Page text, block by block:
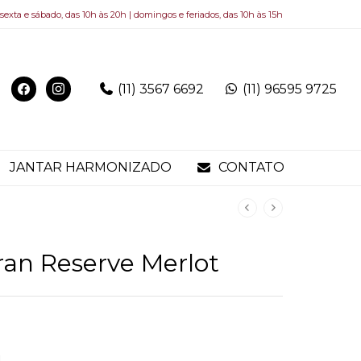
e sábado, das 10h às 20h | domingos e feriados, das 10h às 15h
(11) 3567 6692 (11) 96595 9725
JANTAR HARMONIZADO CONTATO
Reserve Merlot